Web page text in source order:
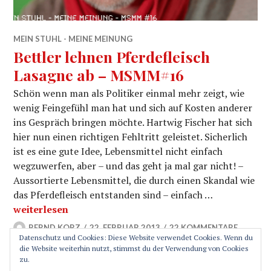
MEIN STUHL - MEINE MEINUNG
Bettler lehnen Pferdefleisch
Lasagne ab – MSMM#16
Schön wenn man als Politiker einmal mehr zeigt, wie
wenig Feingefühl man hat und sich auf Kosten anderer
ins Gespräch bringen möchte. Hartwig Fischer hat sich
hier nun einen richtigen Fehltritt geleistet. Sicherlich
ist es eine gute Idee, Lebensmittel nicht einfach
wegzuwerfen, aber – und das geht ja mal gar nicht! –
Aussortierte Lebensmittel, die durch einen Skandal wie
das Pferdefleisch entstanden sind – einfach …
Bettler lehnen Pferdefleisch Lasagne ab – MSMM#16
weiterlesen
BERND KORZ 22. FEBRUAR 2013 22 KOMMENTARE
Datenschutz und Cookies: Diese Website verwendet Cookies. Wenn du
die Website weiterhin nutzt, stimmst du der Verwendung von Cookies
zu.